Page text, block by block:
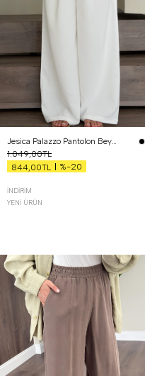
1 Beden (36-38)
2 Beden (40-42)
Jesica Palazzo Pantolon Beyaz
1.049,00TL
844,00TL
%-20
İNDIRIM
YENI ÜRÜN